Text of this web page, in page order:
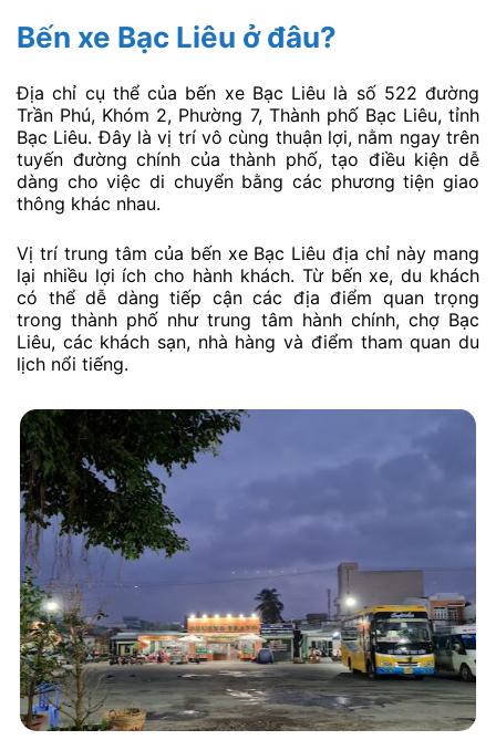
Bến xe Bạc Liêu ở đâu?
Địa chỉ cụ thể của bến xe Bạc Liêu là số 522 đường
Trần Phú, Khóm 2, Phường 7, Thành phố Bạc Liêu, tỉnh
Bạc Liêu. Đây là vị trí vô cùng thuận lợi, nằm ngay trên
tuyến đường chính của thành phố, tạo điều kiện dễ
dàng cho việc di chuyển bằng các phương tiện giao
thông khác nhau.
Vị trí trung tâm của bến xe Bạc Liêu địa chỉ này mang
lại nhiều lợi ích cho hành khách. Từ bến xe, du khách
có thể dễ dàng tiếp cận các địa điểm quan trọng
trong thành phố như trung tâm hành chính, chợ Bạc
Liêu, các khách sạn, nhà hàng và điểm tham quan du
lịch nổi tiếng.